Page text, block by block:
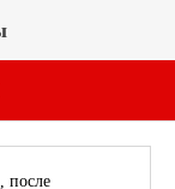
после